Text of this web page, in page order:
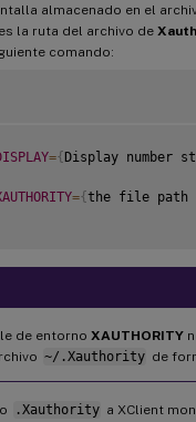
almacenado en el
es la ruta del archivo de
comando:
={Display number
={the file path
de entorno XAUTHORITY
~/.Xauthority de
.Xauthority a XClient